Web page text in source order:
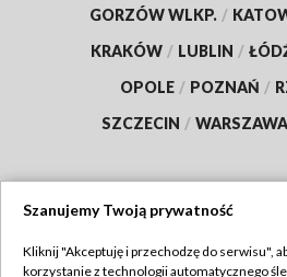
GORZÓW WLKP. /
KRAKÓW / LUBLIN /
OPOLE / POZNAŃ /
SZCZECIN / WARSZAWA
Szanujemy Twoją prywatność
Kliknij "Akceptuję i przechodzę do serwisu",
korzystanie z technologii automatycznego